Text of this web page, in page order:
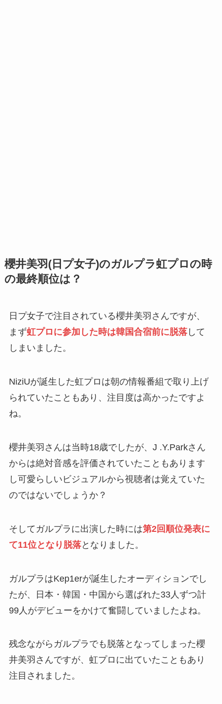
櫻井美羽(日プ女子)のガルプラ虹プロの時
の最終順位は？
日プ女子で注目されている櫻井美羽さんですが、
まず虹プロに参加した時は韓国合宿前に脱落して
しまいました。
NiziUが誕生した虹プロは朝の情報番組で取り上げ
られていたこともあり、注目度は高かったですよ
ね。
櫻井美羽さんは当時18歳でしたが、J .Y.Parkさん
からは絶対音感を評価されていたこともあります
し可愛らしいビジュアルから視聴者は覚えていた
のではないでしょうか？
そしてガルプラに出演した時には第2回順位発表に
て11位となり脱落となりました。
ガルプラはKep1erが誕生したオーディションでし
たが、日本・韓国・中国から選ばれた33人ずつ計
99人がデビューをかけて奮闘していましたよね。
残念ながらガルプラでも脱落となってしまった櫻
井美羽さんですが、虹プロに出ていたこともあり
注目されました。